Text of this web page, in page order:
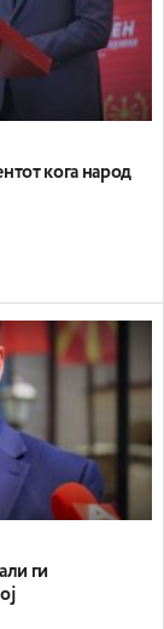
кога народ
ги